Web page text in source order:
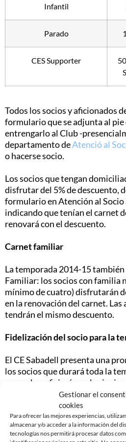
Gestionar el
cookies
Para ofrecer las mejores experiencias,
almacenar y/o acceder a la información del
tecnologías nos permitirá procesar datos
Infantil
Parado
CES Supporter
Todos los socios y aficionados
formulario que se adjunta al pie
entrengarlo al Club -
departamento deAtenció al
o hacerse socio.
Los socios que tengan
disfrutar del 5% de descuento,
formulario en Atención al Socio
indicando que tenían el carnet
renovará con el descuento.
Carnet familiar
La temporada 2014-15
Familiar: los socios con familia
mínimo de cuatro) disfrutarán
en la renovación del carnet.
tendrán el mismo descuento.
Fidelización del socio para la
El CE Sabadell presenta una
los socios que durará toda la
que se beneficiarán en la
que lleve una alta nueva
descuento en la renovación de
hasta llegar a cinco nuevos
acumulará un 5% por cada alta
máximo de un 30% de